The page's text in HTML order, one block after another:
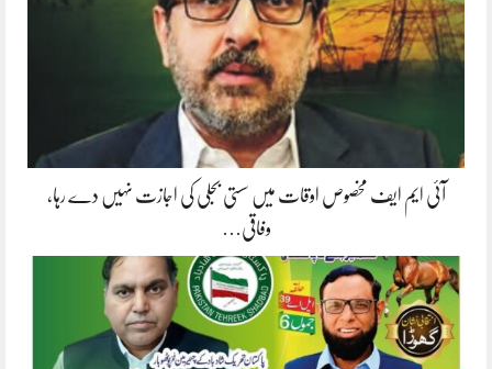
آئی ایم ایف مخصوص اوقات میں سستی بجلی کی اجازت نہیں دے رہا،
وفاقی…